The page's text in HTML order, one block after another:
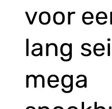
voor
lang
mega